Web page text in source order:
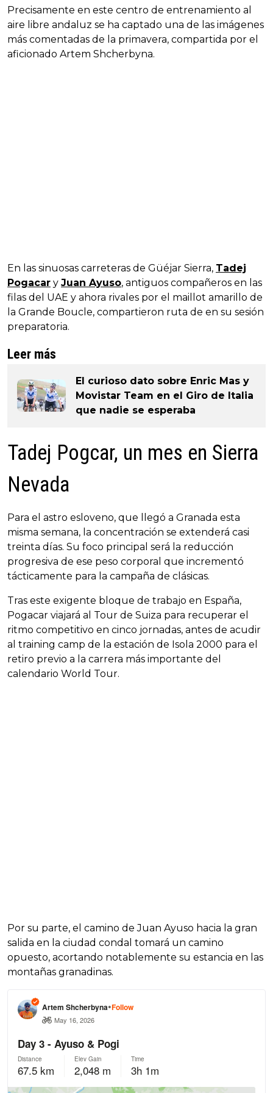
Precisamente en este centro de entrenamiento al
aire libre andaluz se ha captado una de las imágenes
más comentadas de la primavera, compartida por el
aficionado Artem Shcherbyna.
En las sinuosas carreteras de Güéjar Sierra, Tadej
Pogacar y Juan Ayuso, antiguos compañeros en las
filas del UAE y ahora rivales por el maillot amarillo de
la Grande Boucle, compartieron ruta de en su sesión
preparatoria.
Leer más
El curioso dato sobre Enric Mas y
Movistar Team en el Giro de Italia
que nadie se esperaba
Tadej Pogcar, un mes en Sierra
Nevada
Para el astro esloveno, que llegó a Granada esta
misma semana, la concentración se extenderá casi
treinta días. Su foco principal será la reducción
progresiva de ese peso corporal que incrementó
tácticamente para la campaña de clásicas.
Tras este exigente bloque de trabajo en España,
Pogacar viajará al Tour de Suiza para recuperar el
ritmo competitivo en cinco jornadas, antes de acudir
al training camp de la estación de Isola 2000 para el
retiro previo a la carrera más importante del
calendario World Tour.
Por su parte, el camino de Juan Ayuso hacia la gran
salida en la ciudad condal tomará un camino
opuesto, acortando notablemente su estancia en las
montañas granadinas.